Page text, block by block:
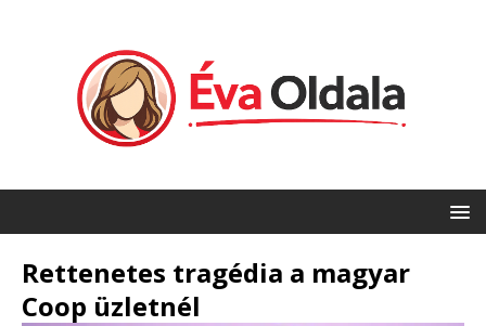
Rettenetes tragédia a magyar
Coop üzletnél